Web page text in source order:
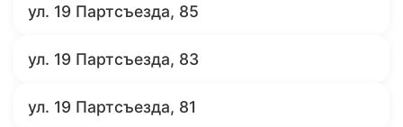
ул. 19 Партсъезда, 85
ул. 19 Партсъезда, 83
ул. 19 Партсъезда, 81